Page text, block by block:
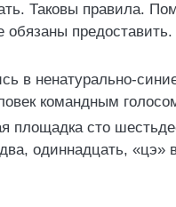
Таковы правила.
обязаны
в ненатурально-
командным
площадка сто
одиннадцать, «цэ»